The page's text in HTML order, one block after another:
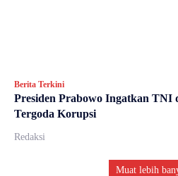
Berita Terkini
Presiden Prabowo Ingatkan TNI
Tergoda Korupsi
Redaksi
Muat lebih